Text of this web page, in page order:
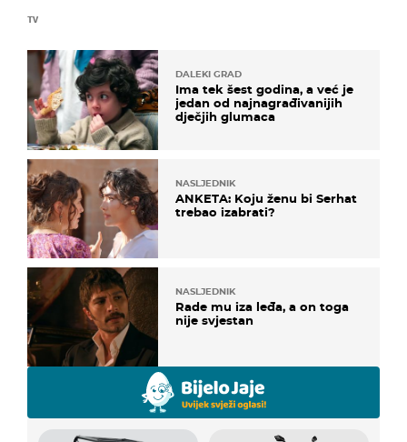
TV
DALEKI GRAD
Ima tek šest godina, a već je
jedan od najnagrađivanijih
dječjih glumaca
NASLJEDNIK
ANKETA: Koju ženu bi Serhat
trebao izabrati?
NASLJEDNIK
Rade mu iza leđa, a on toga
nije svjestan